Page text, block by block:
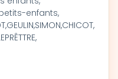
enfants,